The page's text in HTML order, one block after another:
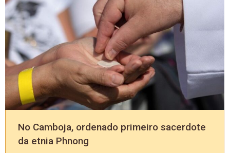
No Camboja, ordenado primeiro sacerdote
da etnia Phnong